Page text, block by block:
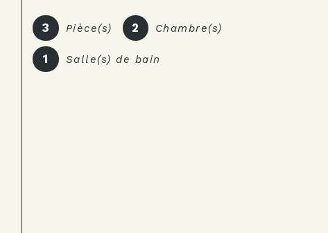
3 Pièce(s) 2 Chambre(s)
1 Salle(s) de bain